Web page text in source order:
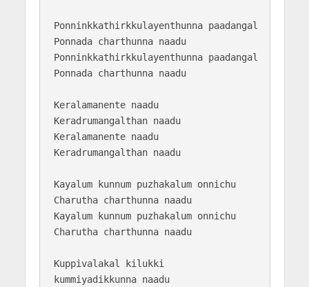
Ponninkkathirkkulayenthunna paadangal
Ponnada charthunna naadu
Ponninkkathirkkulayenthunna paadangal
Ponnada charthunna naadu
Keralamanente naadu
Keradrumangalthan naadu
Keralamanente naadu
Keradrumangalthan naadu
Kayalum kunnum puzhakalum onnichu
Charutha charthunna naadu
Kayalum kunnum puzhakalum onnichu
Charutha charthunna naadu
Kuppivalakal kilukki
kummiyadikkunna naadu